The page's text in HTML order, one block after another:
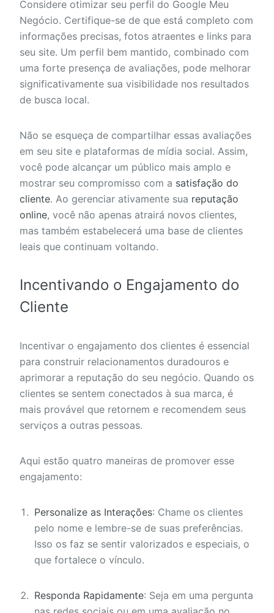
Considere otimizar seu perfil do Google Meu
Negócio. Certifique-se de que está completo com
informações precisas, fotos atraentes e links para
seu site. Um perfil bem mantido, combinado com
uma forte presença de avaliações, pode melhorar
significativamente sua visibilidade nos resultados
de busca local.
Não se esqueça de compartilhar essas avaliações
em seu site e plataformas de mídia social. Assim,
você pode alcançar um público mais amplo e
mostrar seu compromisso com a satisfação do
cliente. Ao gerenciar ativamente sua reputação
online, você não apenas atrairá novos clientes,
mas também estabelecerá uma base de clientes
leais que continuam voltando.
Incentivando o Engajamento do
Cliente
Incentivar o engajamento dos clientes é essencial
para construir relacionamentos duradouros e
aprimorar a reputação do seu negócio. Quando os
clientes se sentem conectados à sua marca, é
mais provável que retornem e recomendem seus
serviços a outras pessoas.
Aqui estão quatro maneiras de promover esse
engajamento:
Personalize as Interações: Chame os clientes
pelo nome e lembre-se de suas preferências.
Isso os faz se sentir valorizados e especiais, o
que fortalece o vínculo.
Responda Rapidamente: Seja em uma pergunta